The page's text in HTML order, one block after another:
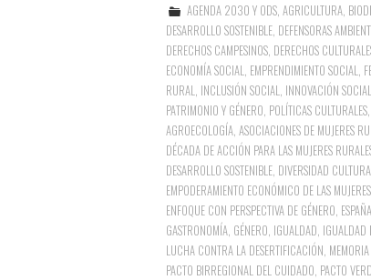
AGENDA 2030 Y ODS ,AGRICULTURA
DESARROLLO SOSTENIBLE DEFENSORAS
DERECHOS CAMPESINOS DERECHOS
ECONOMÍA SOCIAL EMPRENDIMIENTO SOCIAL
RURAL INCLUSIÓN SOCIAL INNOVACIÓN SOCIAL
PATRIMONIO Y GÉNERO POLÍTICAS CULTURALES
AGROECOLOGÍA ASOCIACIONES DE MUJERES
DÉCADA DE ACCIÓN PARA LAS MUJERES
DESARROLLO SOSTENIBLE DIVERSIDAD
EMPODERAMIENTO ECONÓMICO DE LAS MUJERES
ENFOQUE CON PERSPECTIVA DE GÉNERO ESPAÑA
GASTRONOMÍA GÉNERO IGUALDAD IGUALDAD
LUCHA CONTRA LA DESERTIFICACIÓN
PACTO BIRREGIONAL DEL CUIDADO PACTO